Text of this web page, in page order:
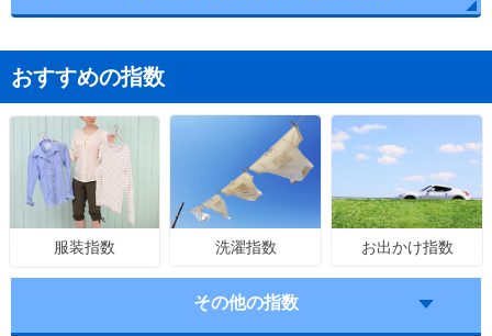
おすすめの指数
服装指数 洗濯指数 お出かけ指数
その他の指数